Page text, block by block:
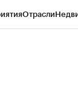
Отрасли